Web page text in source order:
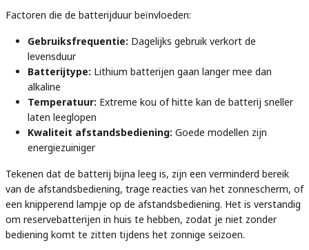
Factoren die de batterijduur beïnvloeden:
Gebruiksfrequentie: Dagelijks gebruik verkort de
levensduur
Batterijtype: Lithium batterijen gaan langer mee dan
alkaline
Temperatuur: Extreme kou of hitte kan de batterij sneller
laten leeglopen
Kwaliteit afstandsbediening: Goede modellen zijn
energiezuiniger
Tekenen dat de batterij bijna leeg is, zijn een verminderd bereik
van de afstandsbediening, trage reacties van het zonnescherm, of
een knipperend lampje op de afstandsbediening. Het is verstandig
om reservebatterijen in huis te hebben, zodat je niet zonder
bediening komt te zitten tijdens het zonnige seizoen.